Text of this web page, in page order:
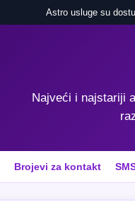
Astro usluge su
Najveći i najstariji
Brojevi za kontakt